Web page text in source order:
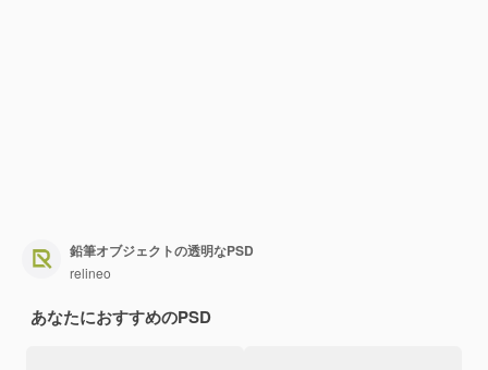
鉛筆オブジェクトの透明なPSD
relineo
あなたにおすすめのPSD